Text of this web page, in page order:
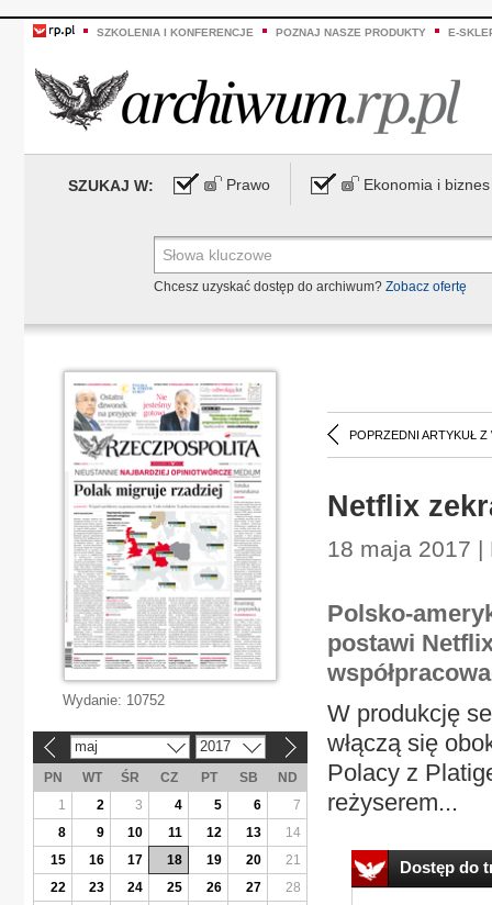
SZKOLENIA I KONFERENCJE POZNAJ NASZE PRODUKTY E-
SZUKAJ W: Prawo Ekonomia i biznes
Chcesz uzyskać dostęp do archiwum? Zobacz ofertę
POPRZEDNI ARTYKUŁ Z
Netflix
18 maja 2017 |
Polsko-
postawi
W produkcję
włączą się
Polacy z
reżyserem...
Dostęp do
Wydanie: 10752
maj 2017
PN WT ŚR CZ PT SB
ND
1
2 3 4 5 6
7
8
9 10 11 12 13
14
15
16 17 18 19 20
21
22
23 24 25 26 27
28